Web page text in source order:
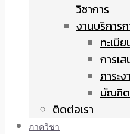
วิชาการ
งานบริการ
ทะเบีย
การเ
ภาระ
บัณฑิ
ติดต่อเรา
ภาควิชา